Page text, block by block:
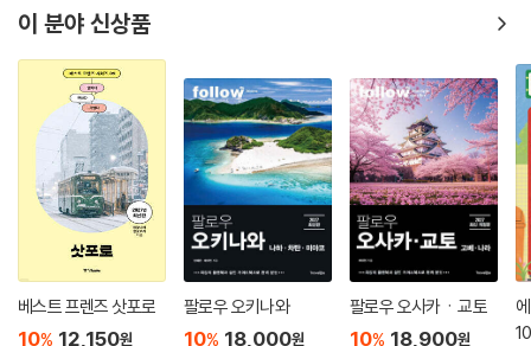
이 분야 신상품
베스트 프렌즈 삿포로
10% 12,150원
팔로우 오키나와
10% 18,000원
팔로우 오사카ㆍ교토
10% 18,900원